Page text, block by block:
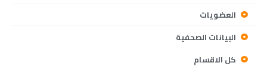
العضويات
البيانات الصحفية
كل الاقسام